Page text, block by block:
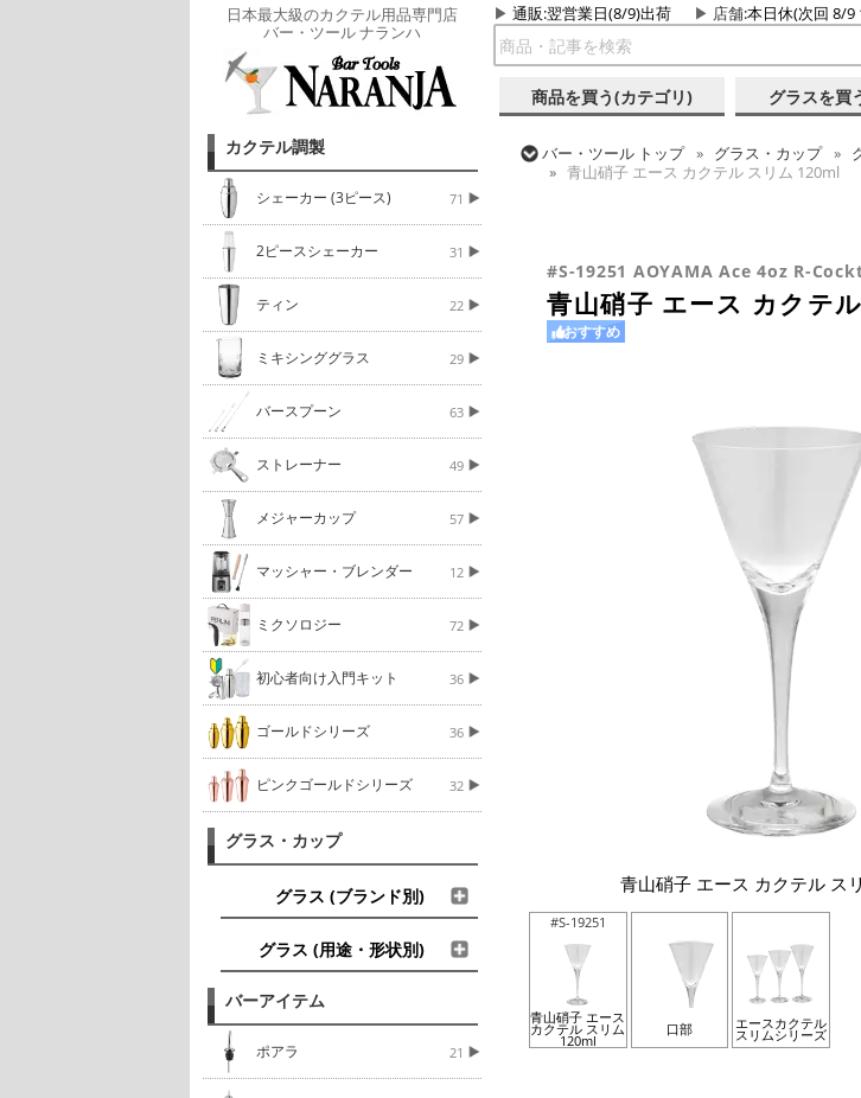
日本最大級のカクテル用品専門店
バー・ツール ナランハ
通販:翌営業日(8/9)出荷 店舗:本日休(次回 8/9
商品を買う(カテゴリ) グラスを買
カクテル調製
シェーカー (3ピース) 71
2ピースシェーカー 31
ティン 22
ミキシンググラス 29
バースプーン 63
ストレーナー 49
メジャーカップ 57
マッシャー・ブレンダー 12
ミクソロジー 72
初心者向け入門キット 36
ゴールドシリーズ 36
ピンクゴールドシリーズ 32
グラス・カップ
グラス (ブランド別)
グラス (用途・形状別)
バーアイテム
ポアラ 21
バー・ツール トップ グラス・カップ
青山硝子 エース カクテル スリム 120ml
#S-19251 AOYAMA Ace 4oz R-
青山硝子 エース カクテ
おすすめ
青山硝子 エース カクテル ス
#S-19251
青山硝子 エース
カクテル スリム
120ml
口部 エースカクテル
スリムシリーズ